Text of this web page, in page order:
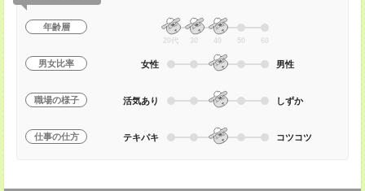
年齢層
20代 30 40 50 60
男女比率 女性 男性
職場の様子 活気あり しずか
仕事の仕方 テキパキ コツコツ